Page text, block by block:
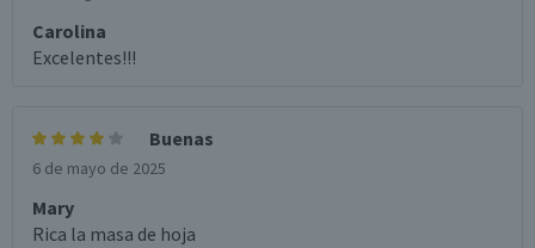
Carolina
Excelentes!!!
Buenas
6 de mayo de 2025
Mary
Rica la masa de hoja